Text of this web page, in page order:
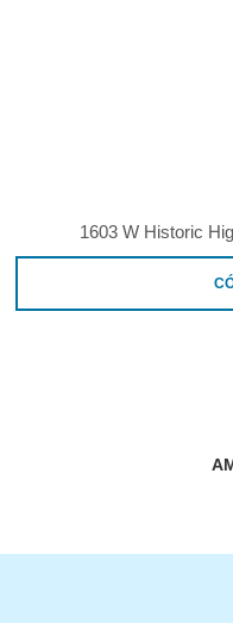
1603 W Historic